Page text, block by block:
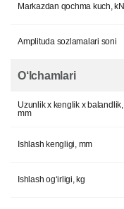
Markazdan qochma kuch, kN
Amplituda sozlamalari soni
O‘lchamlari
Uzunlik x kenglik x balandlik,
mm
Ishlash kengligi, mm
Ishlash og‘irligi, kg